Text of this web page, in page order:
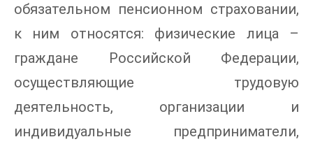
обязательном пенсионном страховании,
к ним относятся: физические лица –
граждане Российской Федерации,
осуществляющие трудовую
деятельность, организации и
индивидуальные предприниматели,